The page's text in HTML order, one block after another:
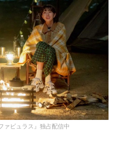
ァビュラス』独占配信中